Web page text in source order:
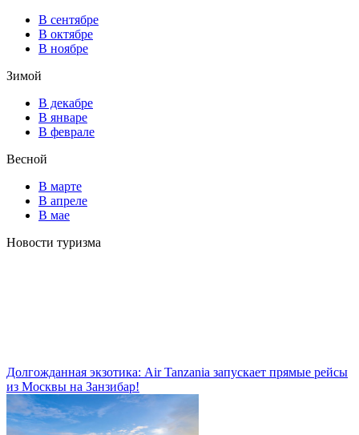
В сентябре
В октябре
В ноябре
Зимой
В декабре
В январе
В феврале
Весной
В марте
В апреле
В мае
Новости туризма
Долгожданная экзотика: Air Tanzania запускает прямые рейсы
из Москвы на Занзибар!